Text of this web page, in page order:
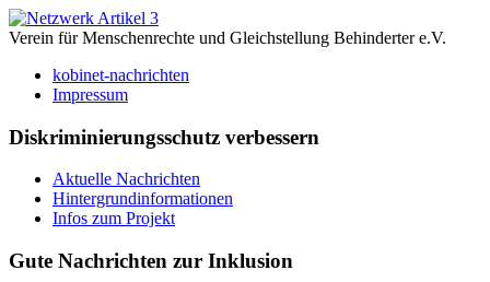
Verein für Menschenrechte und Gleichstellung Behinderter e.V.
kobinet-nachrichten
Impressum
Diskriminierungsschutz verbessern
Aktuelle Nachrichten
Hintergrundinformationen
Infos zum Projekt
Gute Nachrichten zur Inklusion